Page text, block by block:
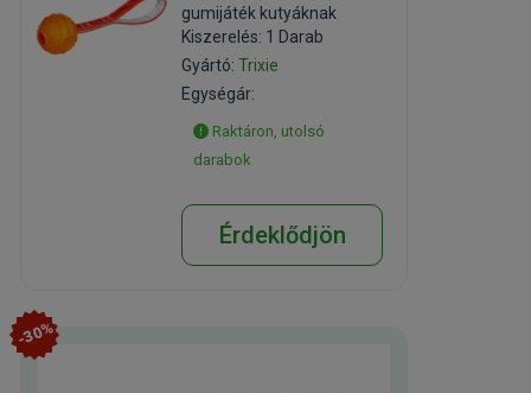
gumijáték kutyáknak
Kiszerelés: 1 Darab
Gyártó:Trixie
Egységár:
Raktáron, utolsó
darabok
Érdeklődjön
-30%